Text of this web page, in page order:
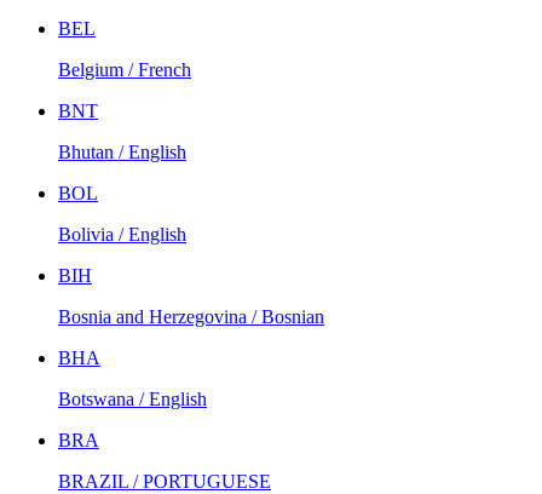
BEL
Belgium / French
BNT
Bhutan / English
BOL
Bolivia / English
BIH
Bosnia and Herzegovina / Bosnian
BHA
Botswana / English
BRA
BRAZIL / PORTUGUESE